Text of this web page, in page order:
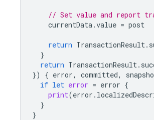
// Set value and report
currentData.value = post
return TransactionResult.
}
return TransactionResult.
})
{ error, committed,
if let error = error {
print(error .
}
}